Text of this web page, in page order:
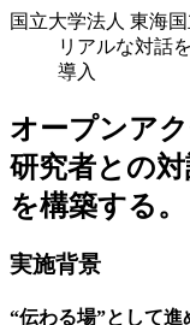
国立大学法人 東海
リアルな対話
導入
オープンア
研究者との
を構築する。
実施背景
“伝わる場”として進